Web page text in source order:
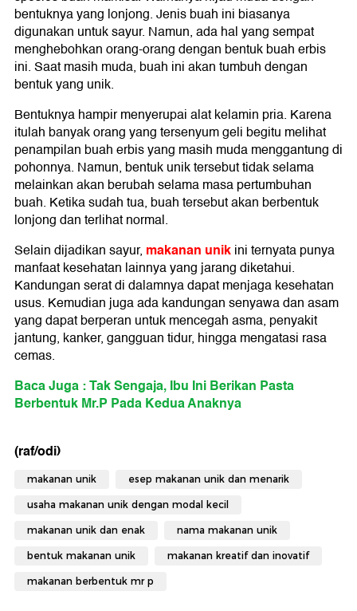
bentuknya yang lonjong. Jenis buah ini biasanya
digunakan untuk sayur. Namun, ada hal yang sempat
menghebohkan orang-orang dengan bentuk buah erbis
ini. Saat masih muda, buah ini akan tumbuh dengan
bentuk yang unik.
Bentuknya hampir menyerupai alat kelamin pria. Karena
itulah banyak orang yang tersenyum geli begitu melihat
penampilan buah erbis yang masih muda menggantung di
pohonnya. Namun, bentuk unik tersebut tidak selama
melainkan akan berubah selama masa pertumbuhan
buah. Ketika sudah tua, buah tersebut akan berbentuk
lonjong dan terlihat normal.
Selain dijadikan sayur, makanan unikini ternyata punya
manfaat kesehatan lainnya yang jarang diketahui.
Kandungan serat di dalamnya dapat menjaga kesehatan
usus. Kemudian juga ada kandungan senyawa dan asam
yang dapat berperan untuk mencegah asma, penyakit
jantung, kanker, gangguan tidur, hingga mengatasi rasa
cemas.
Baca Juga : Tak Sengaja, Ibu Ini Berikan Pasta
Berbentuk Mr.P Pada Kedua Anaknya
(raf/odi)
makanan unik esep makanan unik dan menarik
usaha makanan unik dengan modal kecil
makanan unik dan enak nama makanan unik
bentuk makanan unik makanan kreatif dan inovatif
makanan berbentuk mr p